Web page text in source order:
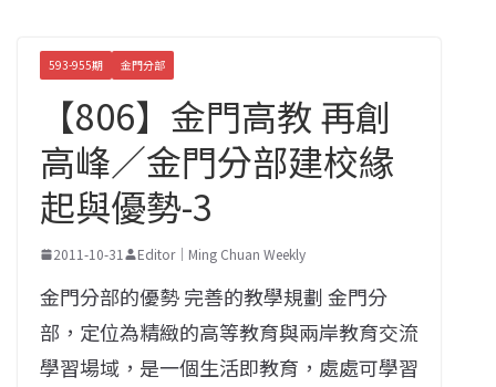
593-955期 金門分部
【806】金門高教 再創
高峰／金門分部建校緣
起與優勢-3
2011-10-31 Editor｜Ming Chuan Weekly
金門分部的優勢 完善的教學規劃 金門分
部，定位為精緻的高等教育與兩岸教育交流
學習場域，是一個生活即教育，處處可學習